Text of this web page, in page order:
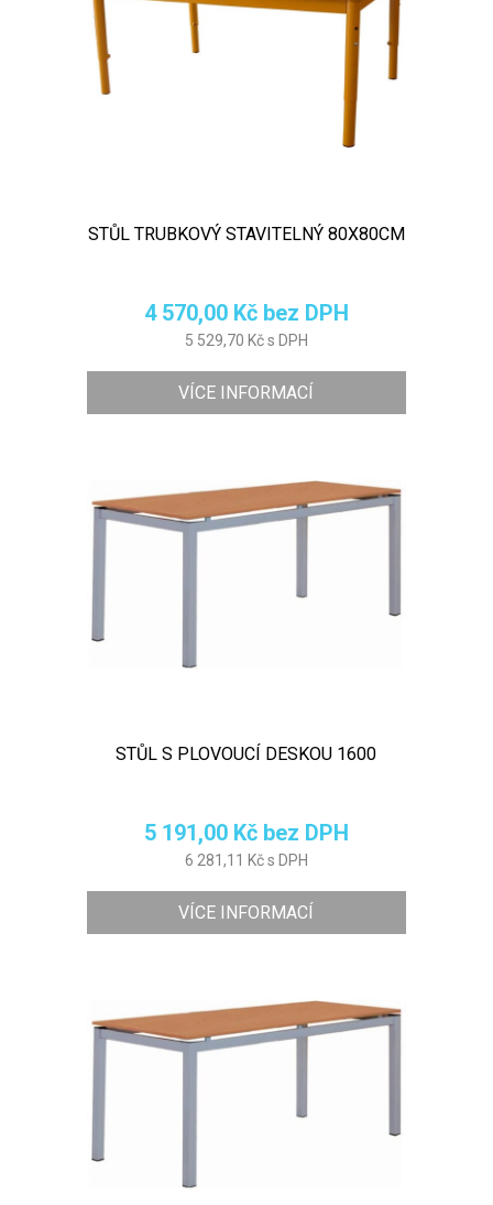
STŮL TRUBKOVÝ STAVITELNÝ 80X80CM
4 570,00 Kč bez DPH
5 529,70 Kč s DPH
VÍCE INFORMACÍ
STŮL S PLOVOUCÍ DESKOU 1600
5 191,00 Kč bez DPH
6 281,11 Kč s DPH
VÍCE INFORMACÍ